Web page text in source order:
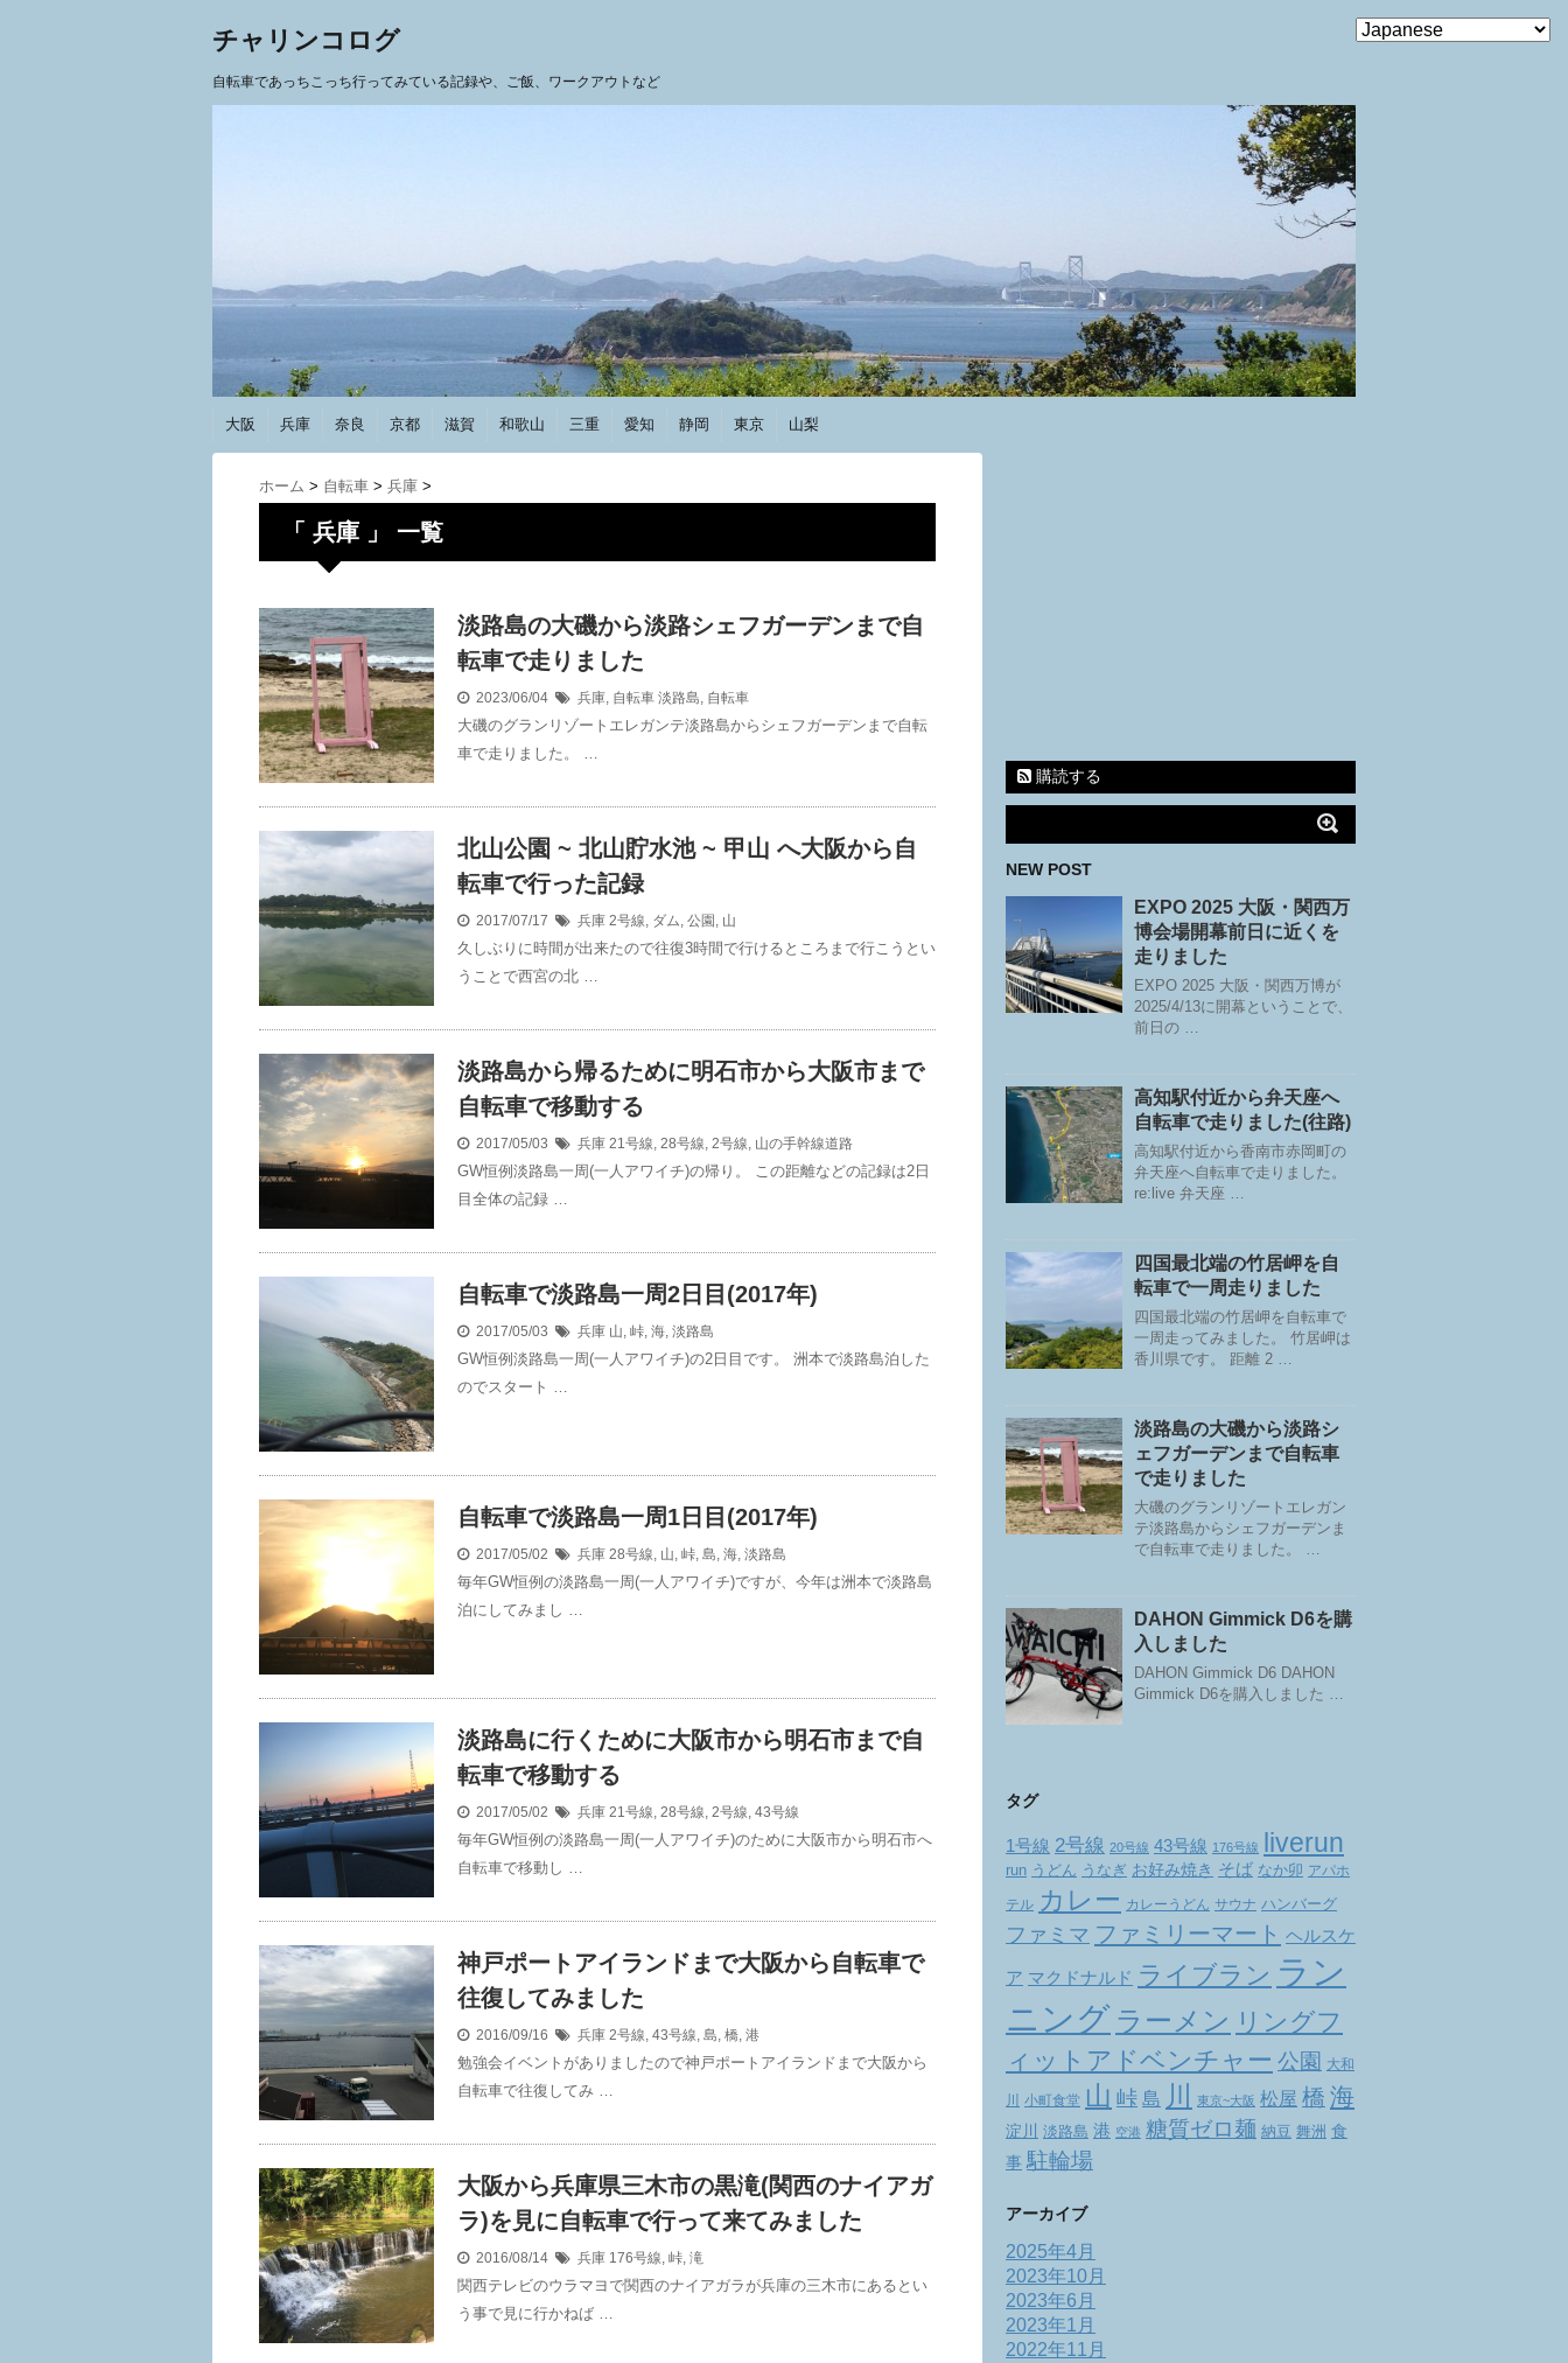
チャリンコログ
自転車であっちこっち行ってみている記録や、ご飯、ワークアウトなど
大阪 兵庫 奈良 京都 滋賀 和歌山 三重 愛知 静岡 東京 山梨
ホーム > 自転車 > 兵庫 >
「 兵庫 」 一覧
淡路島の大磯から淡路シェフガーデンまで自
転車で走りました
2023/06/04 兵庫, 自転車 淡路島, 自転車
大磯のグランリゾートエレガンテ淡路島からシェフガーデンまで自転
車で走りました。 …
北山公園 ~ 北山貯水池 ~ 甲山 へ大阪から自
転車で行った記録
2017/07/17 兵庫 2号線, ダム, 公園 , 山
久しぶりに時間が出来たので往復3時間で行けるところまで行こうとい
うことで西宮の北 …
淡路島から帰るために明石市から大阪市まで
自転車で移動する
2017/05/03 兵庫 21号線, 28号線, 2号線, 山の手幹線道路
GW恒例淡路島一周(一人アワイチ)の帰り。 この距離などの記録は2日
目全体の記録 …
自転車で淡路島一周2日目(2017年)
2017/05/03 兵庫 山, 峠, 海, 淡路島
GW恒例淡路島一周(一人アワイチ)の2日目です。 洲本で淡路島泊した
のでスタート …
自転車で淡路島一周1日目(2017年)
2017/05/02 兵庫 28号線, 山, 峠, 島, 海, 淡路島
毎年GW恒例の淡路島一周(一人アワイチ)ですが、今年は洲本で淡路島
泊にしてみまし …
淡路島に行くために大阪市から明石市まで自
転車で移動する
2017/05/02 兵庫 21号線, 28号線, 2号線, 43号線
毎年GW恒例の淡路島一周(一人アワイチ)のために大阪市から明石市へ
自転車で移動し …
神戸ポートアイランドまで大阪から自転車で
往復してみました
2016/09/16 兵庫 2号線, 43号線, 島, 橋, 港
勉強会イベントがありましたので神戸ポートアイランドまで大阪から
自転車で往復してみ …
大阪から兵庫県三木市の黒滝(関西のナイアガ
ラ)を見に自転車で行って来てみました
2016/08/14 兵庫 176号線, 峠, 滝
関西テレビのウラマヨで関西のナイアガラが兵庫の三木市にあるとい
う事で見に行かねば …
購読する
NEW POST
EXPO 2025 大阪・関西万
博会場開幕前日に近くを
走りました
EXPO 2025 大阪・関西万博が
2025/4/13に開幕ということで、
前日の …
高知駅付近から弁天座へ
自転車で走りました(往路)
高知駅付近から香南市赤岡町の
弁天座へ自転車で走りました。
re:live 弁天座 …
四国最北端の竹居岬を自
転車で一周走りました
四国最北端の竹居岬を自転車で
一周走ってみました。 竹居岬は
香川県です。 距離 2 …
淡路島の大磯から淡路シ
ェフガーデンまで自転車
で走りました
大磯のグランリゾートエレガン
テ淡路島からシェフガーデンま
で自転車で走りました。 …
DAHON Gimmick D6を購
入しました
DAHON Gimmick D6 DAHON
Gimmick D6を購入しました …
タグ
1号線 2号線 20号線 43号線 176号線 liverun
run うどん うなぎ お好み焼き そば なか卯 アパホ
テル カレー カレーうどん サウナ ハンバーグ
ファミマ ファミリーマート ヘルスケ
ア マクドナルド ライブラン ラン
ニング ラーメン リングフ
ィットアドベンチャー 公園 大和
川 小町食堂 山 峠 島 川 東京~大阪 松屋 橋 海
淀川 淡路島 港 空港 糖質ゼロ麺 納豆 舞洲 食
事 駐輪場
アーカイブ
2025年4月
2023年10月
2023年6月
2023年1月
2022年11月